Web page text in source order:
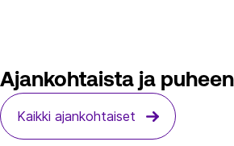
Ajankohtaista ja
Kaikki ajankohtaiset